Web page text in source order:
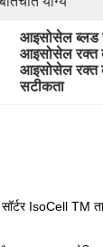
आइसोसेल ब्लड
आइसोसेल रक्त
आइसोसेल रक्त
सटीकता
IsoCell TM